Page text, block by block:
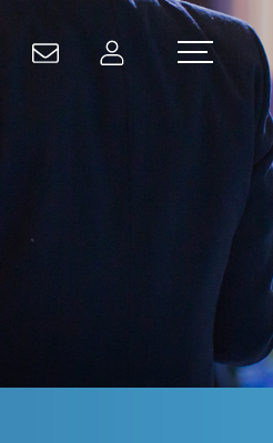
| Security